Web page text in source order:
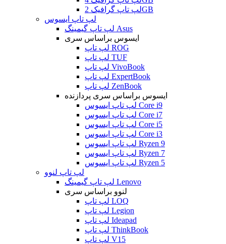
لپ تاپ گرافیک 2GB
لپ تاپ ایسوس
لپ تاپ گیمینگ Asus
ایسوس براساس سری
لپ تاپ ROG
لپ تاپ TUF
لپ تاپ VivoBook
لپ تاپ ExpertBook
لپ تاپ ZenBook
ایسوس براساس سری پردازنده
لپ تاپ ایسوس Core i9
لپ تاپ ایسوس Core i7
لپ تاپ ایسوس Core i5
لپ تاپ ایسوس Core i3
لپ تاپ ایسوس Ryzen 9
لپ تاپ ایسوس Ryzen 7
لپ تاپ ایسوس Ryzen 5
لپ تاپ لنوو
لپ تاپ گیمینگ Lenovo
لنوو براساس سری
لپ تاپ LOQ
لپ تاپ Legion
لپ تاپ Ideapad
لپ تاپ ThinkBook
لپ تاپ V15